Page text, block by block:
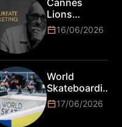
nivel! Las
marcas más
top del
Cannes
Lions
anuncia a
Jim Stengel
primer Lions
Laureate for
Marketing
16/06/2026
World
Skateboarding
Tour:
¡Resultados
17/06/2026